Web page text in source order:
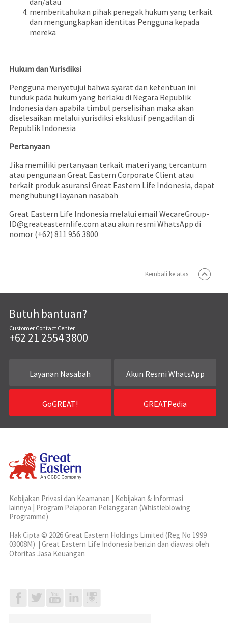
memberitahukan pihak penegak hukum yang terkait
dan mengungkapkan identitas Pengguna kepada
mereka
Hukum dan Yurisdiksi
Pengguna menyetujui bahwa syarat dan ketentuan ini
tunduk pada hukum yang berlaku di Negara Republik
Indonesia dan apabila timbul perselisihan maka akan
diselesaikan melalui yurisdiksi eksklusif pengadilan di
Republik Indonesia
Pertanyaan
Jika memiliki pertanyaan terkait materi yang tercantum
atau pengunaan Great Eastern Corporate Client atau
terkait produk asuransi Great Eastern Life Indonesia, dapat
menghubungi layanan nasabah
Great Eastern Life Indonesia melalui email WecareGroup-
ID@greateasternlife.com atau akun resmi WhatsApp di
nomor (+62) 811 956 3800
Kembali ke atas
Butuh bantuan?
Customer Contact Center
+62 21 2554 3800
Layanan Nasabah Akun Resmi WhatsApp
GoGREAT! GREATPedia
Kebijakan Privasi dan Keamanan | Kebijakan & Informasi
lainnya | Program Pelaporan Pelanggaran (Whistleblowing
Programme)
Hak Cipta © 2026 Great Eastern Holdings Limited (Reg No 1999
03008M) | Great Eastern Life Indonesia berizin dan diawasi oleh
Otoritas Jasa Keuangan